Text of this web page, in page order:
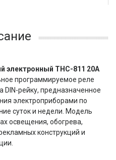
электронный THC-811 20А
программируемое реле
рейку, предназначенное
электроприборами по
суток и недели. Модель
освещения, обогрева,
конструкций и